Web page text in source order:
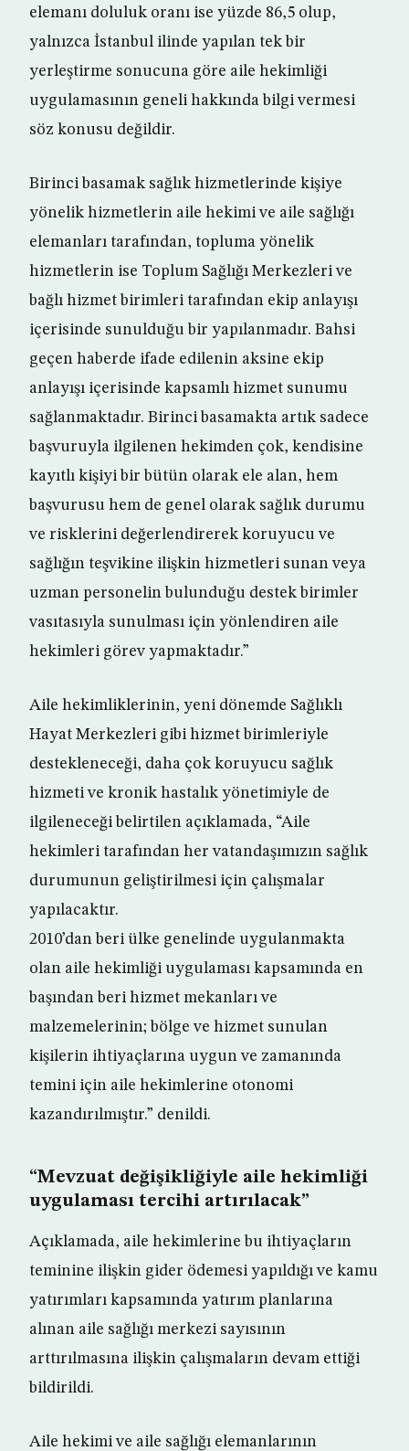
elemanı doluluk oranı ise yüzde 86,5 olup,
yalnızca İstanbul ilinde yapılan tek bir
yerleştirme sonucuna göre aile hekimliği
uygulamasının geneli hakkında bilgi vermesi
söz konusu değildir.
Birinci basamak sağlık hizmetlerinde kişiye
yönelik hizmetlerin aile hekimi ve aile sağlığı
elemanları tarafından, topluma yönelik
hizmetlerin ise Toplum Sağlığı Merkezleri ve
bağlı hizmet birimleri tarafından ekip anlayışı
içerisinde sunulduğu bir yapılanmadır. Bahsi
geçen haberde ifade edilenin aksine ekip
anlayışı içerisinde kapsamlı hizmet sunumu
sağlanmaktadır. Birinci basamakta artık sadece
başvuruyla ilgilenen hekimden çok, kendisine
kayıtlı kişiyi bir bütün olarak ele alan, hem
başvurusu hem de genel olarak sağlık durumu
ve risklerini değerlendirerek koruyucu ve
sağlığın teşvikine ilişkin hizmetleri sunan veya
uzman personelin bulunduğu destek birimler
vasıtasıyla sunulması için yönlendiren aile
hekimleri görev yapmaktadır.”
Aile hekimliklerinin, yeni dönemde Sağlıklı
Hayat Merkezleri gibi hizmet birimleriyle
destekleneceği, daha çok koruyucu sağlık
hizmeti ve kronik hastalık yönetimiyle de
ilgileneceği belirtilen açıklamada, “Aile
hekimleri tarafından her vatandaşımızın sağlık
durumunun geliştirilmesi için çalışmalar
yapılacaktır.
2010’dan beri ülke genelinde uygulanmakta
olan aile hekimliği uygulaması kapsamında en
başından beri hizmet mekanları ve
malzemelerinin; bölge ve hizmet sunulan
kişilerin ihtiyaçlarına uygun ve zamanında
temini için aile hekimlerine otonomi
kazandırılmıştır.” denildi.
“Mevzuat değişikliğiyle aile hekimliği
uygulaması tercihi artırılacak”
Açıklamada, aile hekimlerine bu ihtiyaçların
teminine ilişkin gider ödemesi yapıldığı ve kamu
yatırımları kapsamında yatırım planlarına
alınan aile sağlığı merkezi sayısının
arttırılmasına ilişkin çalışmaların devam ettiği
bildirildi.
Aile hekimi ve aile sağlığı elemanlarının